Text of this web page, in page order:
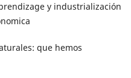
y industrialización
que hemos